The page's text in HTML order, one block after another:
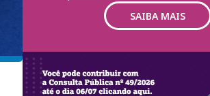
SAIBA MAIS